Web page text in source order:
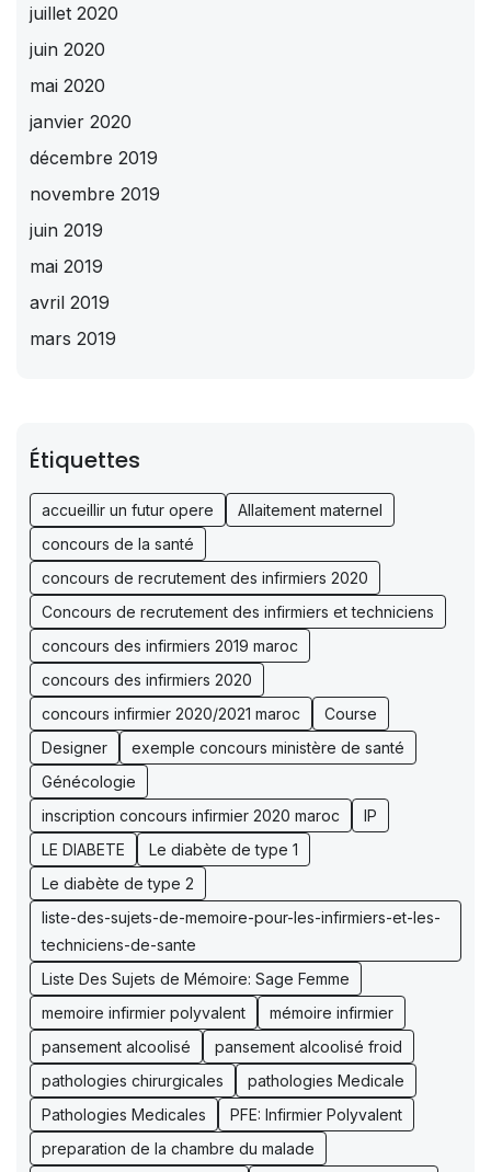
juillet 2020
juin 2020
mai 2020
janvier 2020
décembre 2019
novembre 2019
juin 2019
mai 2019
avril 2019
mars 2019
Étiquettes
accueillir un futur opere
Allaitement maternel
concours de la santé
concours de recrutement des infirmiers 2020
Concours de recrutement des infirmiers et techniciens
concours des infirmiers 2019 maroc
concours des infirmiers 2020
concours infirmier 2020/2021 maroc
Course
Designer
exemple concours ministère de santé
Génécologie
inscription concours infirmier 2020 maroc
IP
LE DIABETE
Le diabète de type 1
Le diabète de type 2
liste-des-sujets-de-memoire-pour-les-infirmiers-et-les-
techniciens-de-sante
Liste Des Sujets de Mémoire: Sage Femme
memoire infirmier polyvalent
mémoire infirmier
pansement alcoolisé
pansement alcoolisé froid
pathologies chirurgicales
pathologies Medicale
Pathologies Medicales
PFE: Infirmier Polyvalent
preparation de la chambre du malade